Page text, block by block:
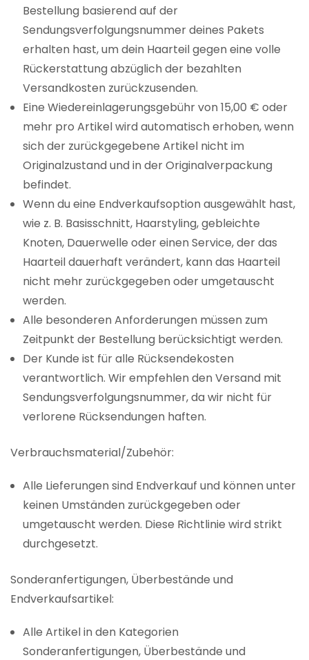
Bestellung basierend auf der
Sendungsverfolgungsnummer deines Pakets
erhalten hast, um dein Haarteil gegen eine volle
Rückerstattung abzüglich der bezahlten
Versandkosten zurückzusenden.
Eine Wiedereinlagerungsgebühr von 15,00 € oder
mehr pro Artikel wird automatisch erhoben, wenn
sich der zurückgegebene Artikel nicht im
Originalzustand und in der Originalverpackung
befindet.
Wenn du eine Endverkaufsoption ausgewählt hast,
wie z. B. Basisschnitt, Haarstyling, gebleichte
Knoten, Dauerwelle oder einen Service, der das
Haarteil dauerhaft verändert, kann das Haarteil
nicht mehr zurückgegeben oder umgetauscht
werden.
Alle besonderen Anforderungen müssen zum
Zeitpunkt der Bestellung berücksichtigt werden.
Der Kunde ist für alle Rücksendekosten
verantwortlich. Wir empfehlen den Versand mit
Sendungsverfolgungsnummer, da wir nicht für
verlorene Rücksendungen haften.
Verbrauchsmaterial/Zubehör:
Alle Lieferungen sind Endverkauf und können unter
keinen Umständen zurückgegeben oder
umgetauscht werden. Diese Richtlinie wird strikt
durchgesetzt.
Sonderanfertigungen, Überbestände und
Endverkaufsartikel:
Alle Artikel in den Kategorien
Sonderanfertigungen, Überbestände und